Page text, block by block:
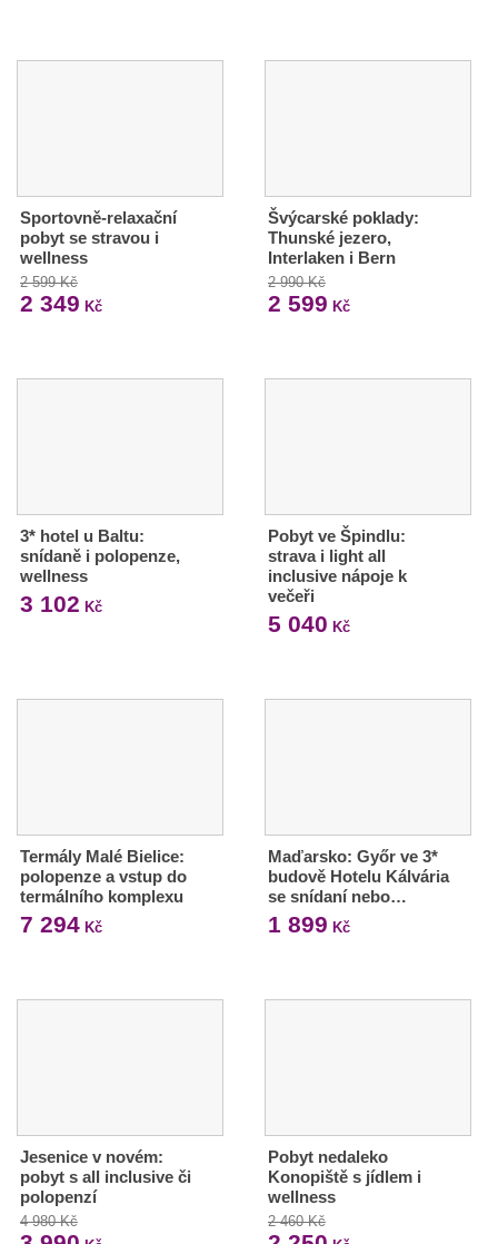
Sportovně-relaxační
pobyt se stravou i
wellness
2 599 Kč
2 349 Kč
Švýcarské poklady:
Thunské jezero,
Interlaken i Bern
2 990 Kč
2 599 Kč
3* hotel u Baltu:
snídaně i polopenze,
wellness
3 102 Kč
Pobyt ve Špindlu:
strava i light all
inclusive nápoje k
večeři
5 040 Kč
Termály Malé Bielice:
polopenze a vstup do
termálního komplexu
7 294 Kč
Maďarsko: Győr ve 3*
budově Hotelu Kálvária
se snídaní nebo…
1 899 Kč
Jesenice v novém:
pobyt s all inclusive či
polopenzí
4 980 Kč
Pobyt nedaleko
Konopiště s jídlem i
wellness
2 460 Kč